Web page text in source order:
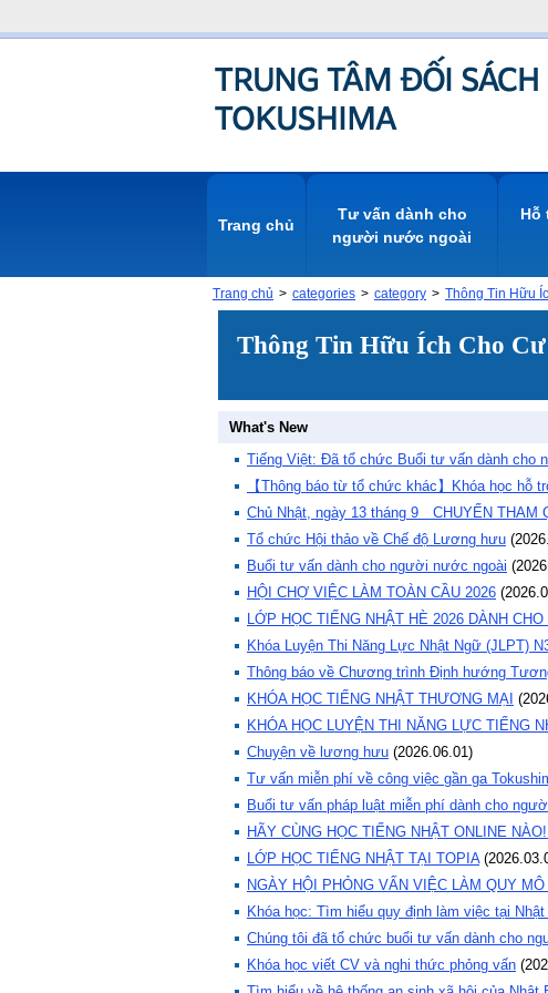
Trang chủ
Tư vấn dành cho
người nước ngoài
Hỗ
Trang chủ categories category Thông Tin Hữu
Thông Tin Hữu Ích Cho
Tiếng Việt: Đã tổ chức Buổi tư vấn dành cho
【Thông báo từ tổ chức khác】Khóa học
Chủ Nhật, ngày 13 tháng 9 CHUYẾN THAM
Tổ chức Hội thảo về Chế độ Lương hưu (
Buổi tư vấn dành cho người nước ngoài (
HỘI CHỢ VIỆC LÀM TOÀN CẦU 2026 (
LỚP HỌC TIẾNG NHẬT HÈ 2026 DÀNH CHO
Khóa Luyện Thi Năng Lực Nhật Ngữ (JLPT)
Thông báo về Chương trình Định hướng
KHÓA HỌC TIẾNG NHẬT THƯƠNG MẠI (
KHÓA HỌC LUYỆN THI NĂNG LỰC TIẾNG
Chuyện về lương hưu (2026.06.01)
Tư vấn miễn phí về công việc gần ga
Buổi tư vấn pháp luật miễn phí dành cho
HÃY CÙNG HỌC TIẾNG NHẬT ONLINE
LỚP HỌC TIẾNG NHẬT TẠI TOPIA(
NGÀY HỘI PHỎNG VẤN VIỆC LÀM QUY
Khóa học: Tìm hiểu quy định làm việc tại Nhật
Chúng tôi đã tổ chức buổi tư vấn dành cho
Khóa học viết CV và nghi thức phỏng vấn (